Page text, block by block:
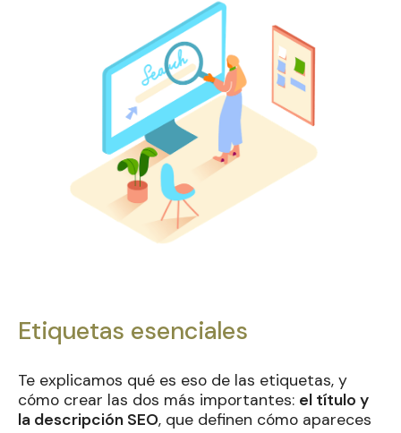
Etiquetas esenciales
Te explicamos qué es eso de las etiquetas, y
cómo crear las dos más importantes: el título y
la descripción SEO, que definen cómo apareces